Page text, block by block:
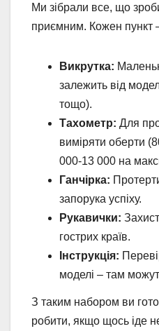
Ми зібрали все, що
приємним. Кожен пункт
Викрутка:
залежить від
тощо).
Тахометр: Для
виміряти оберти
000-13 000 на
Ганчірка:
запорука успіху.
Рукавички:
гострих країв.
Інструкція:
моделі – там
З таким набором ви
робити, якщо щось іде